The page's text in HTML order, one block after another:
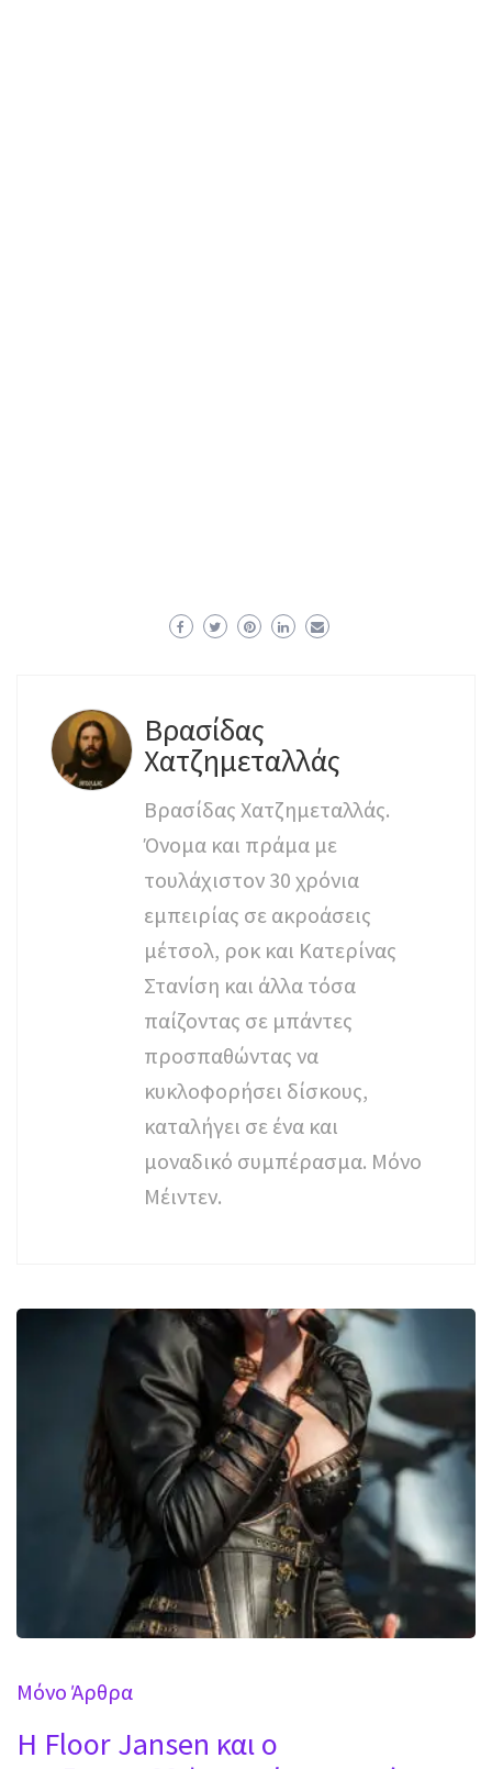
Βρασίδας
Χατζημεταλλάς
Βρασίδας Χατζημεταλλάς.
Όνομα και πράμα με
τουλάχιστον 30 χρόνια
εμπειρίας σε ακροάσεις
μέτσολ, ροκ και Κατερίνας
Στανίση και άλλα τόσα
παίζοντας σε μπάντες
προσπαθώντας να
κυκλοφορήσει δίσκους,
καταλήγει σε ένα και
μοναδικό συμπέρασμα. Μόνο
Μέιντεν.
Mόνο Άρθρα
H Floor Jansen και ο